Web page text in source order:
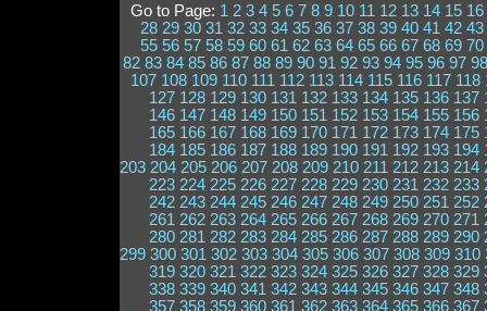
Go to Page: 1 2 3 4 5 6 7 8 9 10 11 12 13 14 15 16
28 29 30 31 32 33 34 35 36 37 38 39 40 41 42 43
55 56 57 58 59 60 61 62 63 64 65 66 67 68 69 70
82 83 84 85 86 87 88 89 90 91 92 93 94 95 96 97 98
107 108 109 110 111 112 113 114 115 116 117 118
127 128 129 130 131 132 133 134 135 136 137
146 147 148 149 150 151 152 153 154 155 156
165 166 167 168 169 170 171 172 173 174 175
184 185 186 187 188 189 190 191 192 193 194
203 204 205 206 207 208 209 210 211 212 213 214
223 224 225 226 227 228 229 230 231 232 233
242 243 244 245 246 247 248 249 250 251 252
261 262 263 264 265 266 267 268 269 270 271
280 281 282 283 284 285 286 287 288 289 290
299 300 301 302 303 304 305 306 307 308 309 310
319 320 321 322 323 324 325 326 327 328 329
338 339 340 341 342 343 344 345 346 347 348
357 358 359 360 361 362 363 364 365 366 367